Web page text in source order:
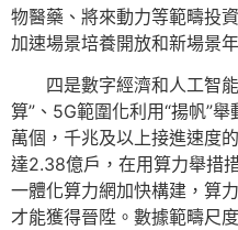
物醫藥、將來動力等範疇投
加速場景培養開放和新場景
四是數字經濟和人工智
算”、5G範圍化利用“揚帆”
萬個，千兆及以上接進速度
達2.38億戶，在用算力舉措
一體化算力網加快構建，算
才能獲得晉陞。數據範疇尺